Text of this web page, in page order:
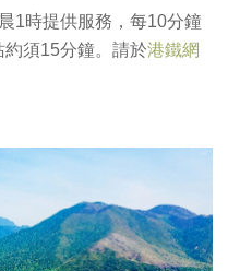
1時提供服務，每10分鐘
須15分鐘。請於港鐵網